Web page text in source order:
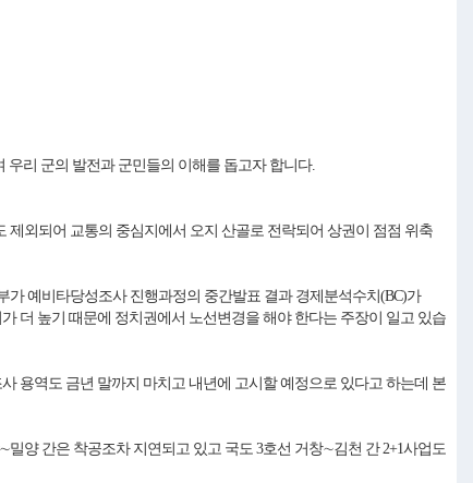
리 군의 발전과 군민들의 이해를 돕고자 합니다.
외되어 교통의 중심지에서 오지 산골로 전락되어 상권이 점점 위축
예비타당성조사 진행과정의 중간발표 결과 경제분석수치(BC)가
더 높기 때문에 정치권에서 노선변경을 해야 한다는 주장이 일고 있습
용역도 금년 말까지 마치고 내년에 고시할 예정으로 있다고 하는데 본
양 간은 착공조차 지연되고 있고 국도 3호선 거창∼김천 간 2+1사업도